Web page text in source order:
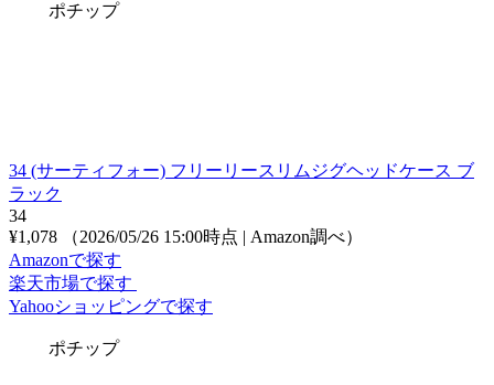
ポチップ
34 (サーティフォー) フリーリースリムジグヘッドケース ブ
ラック
34
¥1,078
（2026/05/26 15:00時点 | Amazon調べ）
Amazonで探す
楽天市場で探す
Yahooショッピングで探す
ポチップ